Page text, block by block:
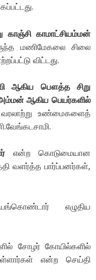
காமாட்சியம்மன்
மணிமேகலை சிலை
விட்டது.
ஆகிய பௌத்த சிறு
ஆகிய பெயர்களில்
உண்மைகளைத்
என்ற கொடுமையான
வளர்த்த பார்ப்பனர்கள்,
எழுதிய
சோழர் கோயில்களில்
என்ற செய்தி